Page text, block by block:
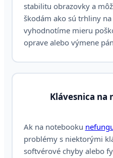
stabilitu obrazovky a
škodám ako sú trhliny
vyhodnotíme mieru
oprave alebo výmene
Klávesnica
Ak na notebooku
problémy s niektorými
softvérové chyby alebo